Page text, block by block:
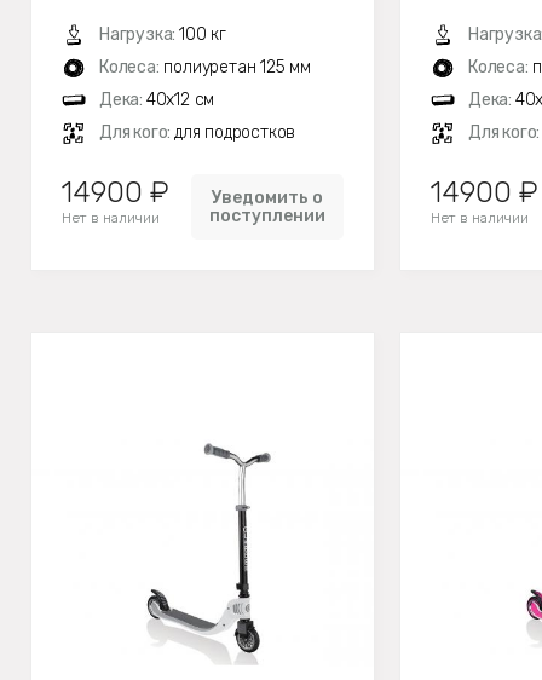
Нагрузка: 100 кг
Колеса: полиуретан 125 мм
Дека: 40x12 см
Для кого: для подростков
14900 ₽
Нет в наличии
Уведомить о
поступлении
Колеса:
Дека:
Для кого:
14900 ₽
Нет в наличии